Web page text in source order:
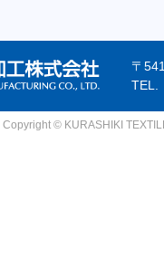
〒
TEL.
Copyright © KURASHIKI